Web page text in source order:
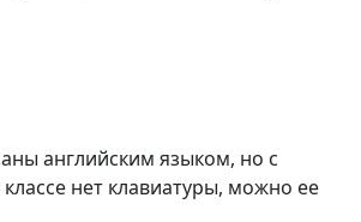
английским языком, но с
нет клавиатуры, можно ее